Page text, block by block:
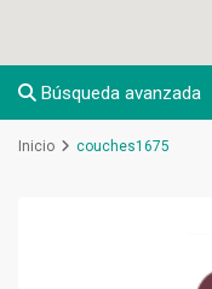
Búsqueda avanzada
Inicio couches1675